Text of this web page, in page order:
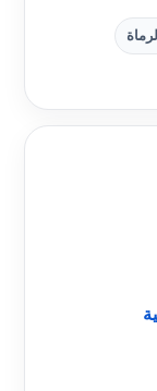
الرماة